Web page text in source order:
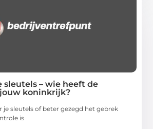
sleutels – wie heeft de
koninkrijk?
je sleutels of beter gezegd het gebrek
is